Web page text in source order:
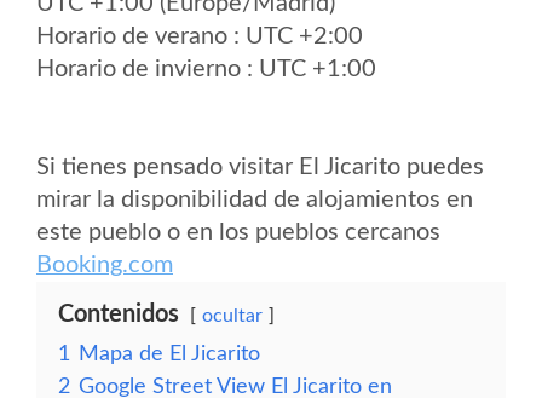
Horario de verano : UTC +2:00
Horario de invierno : UTC +1:00
Si tienes pensado visitar El Jicarito puedes
mirar la disponibilidad de alojamientos en
este pueblo o en los pueblos cercanos
Booking.com
Contenidos ocultar
1
Mapa de El Jicarito
2 Google Street View El Jicarito en